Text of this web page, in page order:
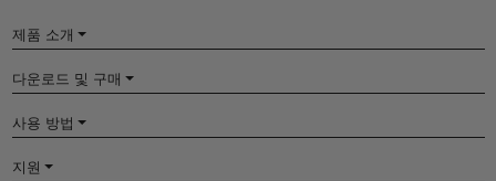
제품 소개
다운로드 및 구매
사용 방법
지원